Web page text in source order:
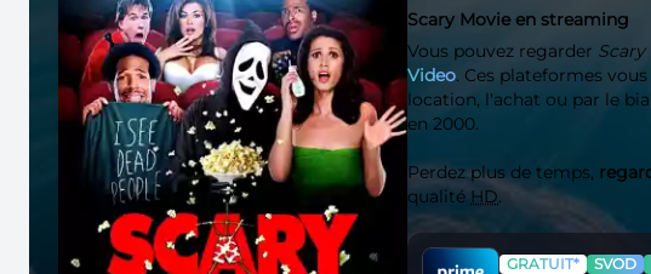
Scary Movie en streaming
Vous pouvez regarder Scary
Video. Ces plateformes
location, l'achat ou par le
en 2000.
Perdez plus de temps,
qualitéHD.
GRATUIT* SVOD